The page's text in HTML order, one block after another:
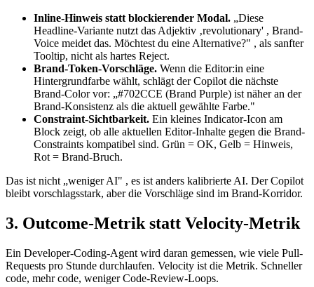
Inline-Hinweis statt blockierender Modal. „Diese
Headline-Variante nutzt das Adjektiv ‚revolutionary' , Brand-
Voice meidet das. Möchtest du eine Alternative?" , als sanfter
Tooltip, nicht als hartes Reject.
Brand-Token-Vorschläge. Wenn die Editor:in eine
Hintergrundfarbe wählt, schlägt der Copilot die nächste
Brand-Color vor: „#702CCE (Brand Purple) ist näher an der
Brand-Konsistenz als die aktuell gewählte Farbe."
Constraint-Sichtbarkeit. Ein kleines Indicator-Icon am
Block zeigt, ob alle aktuellen Editor-Inhalte gegen die Brand-
Constraints kompatibel sind. Grün = OK, Gelb = Hinweis,
Rot = Brand-Bruch.
Das ist nicht „weniger AI" , es ist anders kalibrierte AI. Der Copilot
bleibt vorschlagsstark, aber die Vorschläge sind im Brand-Korridor.
3. Outcome-Metrik statt Velocity-Metrik
Ein Developer-Coding-Agent wird daran gemessen, wie viele Pull-
Requests pro Stunde durchlaufen. Velocity ist die Metrik. Schneller
code, mehr code, weniger Code-Review-Loops.